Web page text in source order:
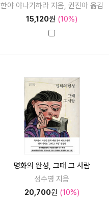
한야 야나기하라 지음, 권진아 옮김
15,120원 (10%)
명화의 완성, 그때 그 사람
성수영 지음
20,700원 (10%)